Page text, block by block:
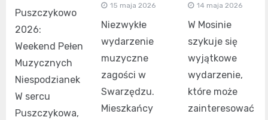
Puszczykowo
2026:
Weekend Pełen
Muzycznych
Niespodzianek
W sercu
Puszczykowa,
15 maja 2026
Niezwykłe
wydarzenie
muzyczne
zagości w
Swarzędzu.
Mieszkańcy
14 maja 2026
W Mosinie
szykuje się
wyjątkowe
wydarzenie,
które może
zainteresować